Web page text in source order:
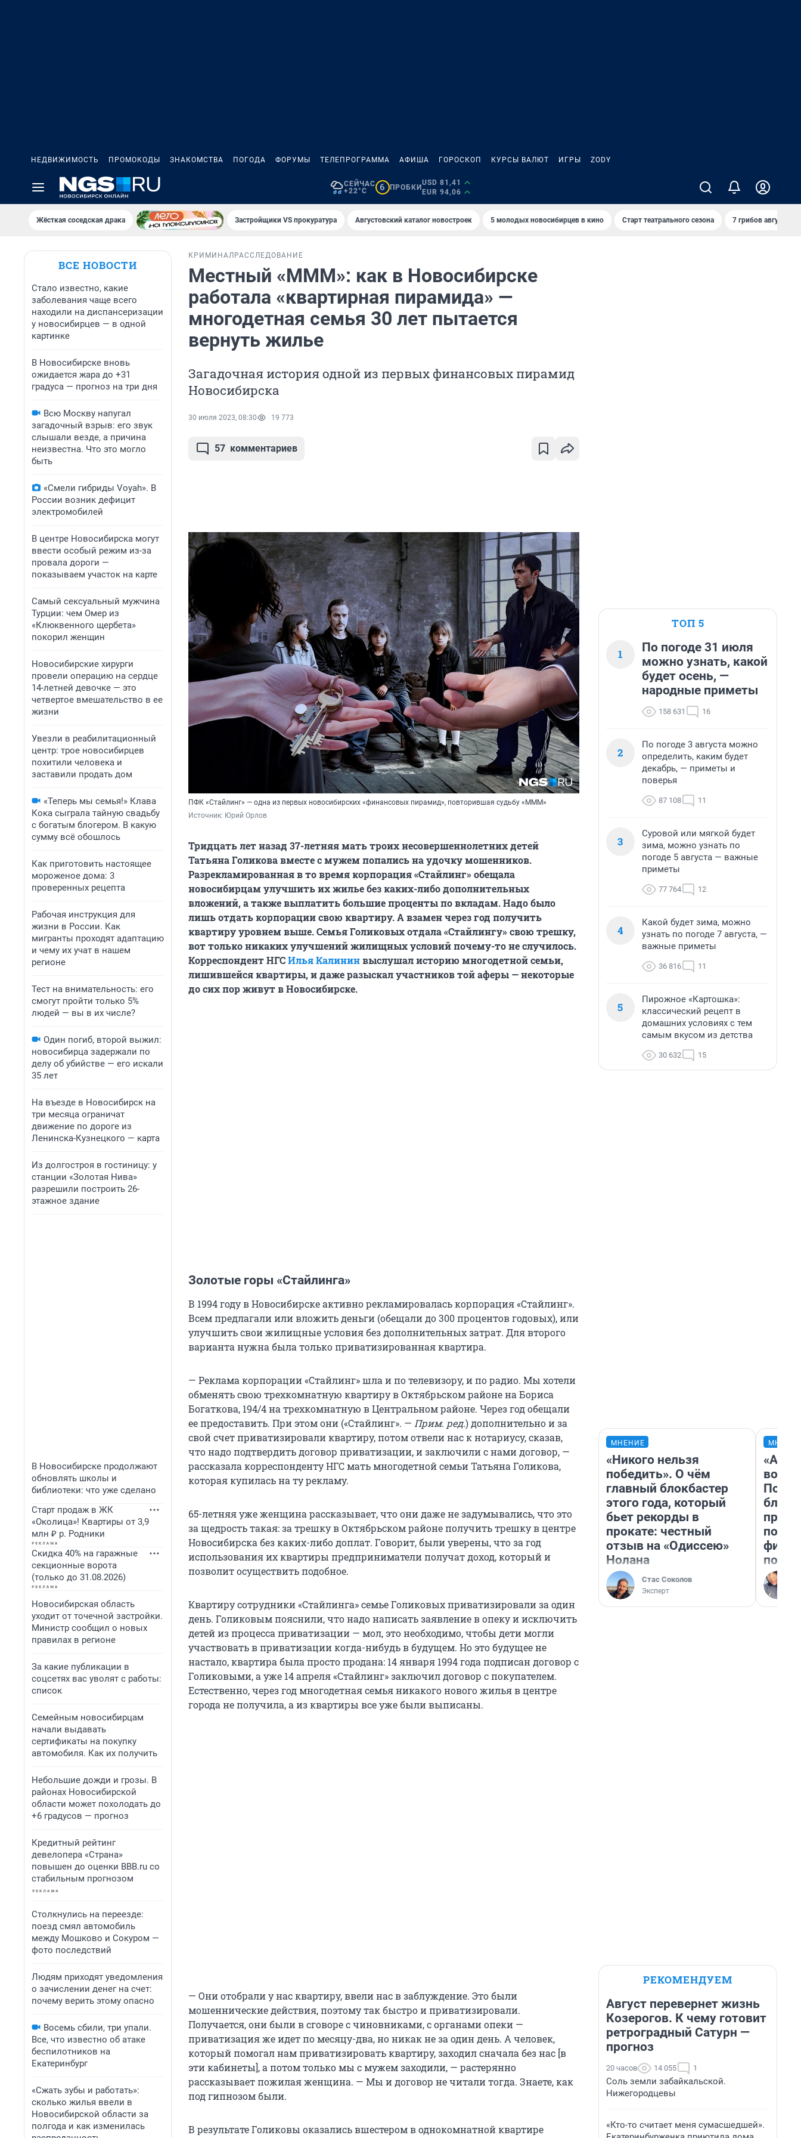
НЕДВИЖИМОСТЬ ПРОМОКОДЫ ЗНАКОМСТВА ПОГОДА ФОРУМЫ ТЕЛЕПРОГРАММА АФИША ГОРОСКОП КУРСЫ ВАЛЮТ ИГРЫ ZODY
СЕЙЧАС
+22°C
6 ПРОБКИ
USD 81,41
EUR 94,06
Жёсткая соседская драка Застройщики VS прокуратура Августовский каталог новостроек 5 молодых новосибирцев в кино Старт театрального сезона 7 грибов августа
ВСЕ НОВОСТИ
Стало известно, какие
заболевания чаще всего
находили на диспансеризации
у новосибирцев — в одной
картинке
В Новосибирске вновь
ожидается жара до +31
градуса — прогноз на три дня
Всю Москву напугал
загадочный взрыв: его звук
слышали везде, а причина
неизвестна. Что это могло
быть
«Смели гибриды Voyah». В
России возник дефицит
электромобилей
В центре Новосибирска могут
ввести особый режим из-за
провала дороги —
показываем участок на карте
Самый сексуальный мужчина
Турции: чем Омер из
«Клюквенного щербета»
покорил женщин
Новосибирские хирурги
провели операцию на сердце
14-летней девочке — это
четвертое вмешательство в ее
жизни
Увезли в реабилитационный
центр: трое новосибирцев
похитили человека и
заставили продать дом
«Теперь мы семья!» Клава
Кока сыграла тайную свадьбу
с богатым блогером. В какую
сумму всё обошлось
Как приготовить настоящее
мороженое дома: 3
проверенных рецепта
Рабочая инструкция для
жизни в России. Как
мигранты проходят адаптацию
и чему их учат в нашем
регионе
Тест на внимательность: его
смогут пройти только 5%
людей — вы в их числе?
Один погиб, второй выжил:
новосибирца задержали по
делу об убийстве — его искали
35 лет
На въезде в Новосибирск на
три месяца ограничат
движение по дороге из
Ленинска-Кузнецкого — карта
Из долгостроя в гостиницу: у
станции «Золотая Нива»
разрешили построить 26-
этажное здание
В Новосибирске продолжают
обновлять школы и
библиотеки: что уже сделано
Старт продаж в ЖК
«Околица»! Квартиры от 3,9
млн ₽ р. Родники
Скидка 40% на гаражные
секционные ворота
(только до 31.08.2026)
Новосибирская область
уходит от точечной застройки.
Министр сообщил о новых
правилах в регионе
За какие публикации в
соцсетях вас уволят с работы:
список
Семейным новосибирцам
начали выдавать
сертификаты на покупку
автомобиля. Как их получить
Небольшие дожди и грозы. В
районах Новосибирской
области может похолодать до
+6 градусов — прогноз
Кредитный рейтинг
девелопера «Страна»
повышен до оценки BBB.ru со
стабильным прогнозом
Столкнулись на переезде:
поезд смял автомобиль
между Мошково и Сокуром —
фото последствий
Людям приходят уведомления
о зачислении денег на счет:
почему верить этому опасно
Восемь сбили, три упали.
Все, что известно об атаке
беспилотников на
Екатеринбург
«Сжать зубы и работать»:
сколько жилья ввели в
Новосибирской области за
полгода и как изменилась
КРИМИНАЛ РАССЛЕДОВАНИЕ
Местный «МММ»: как в Новосибирске
работала «квартирная пирамида» —
многодетная семья 30 лет пытается
вернуть жилье
Загадочная история одной из первых финансовых пирамид
Новосибирска
30 июля 2023, 08:30 19 773
57 комментариев
ПФК «Стайлинг» — одна из первых новосибирских «финансовых пирамид», повторившая судьбу «МММ»
Источник: Юрий Орлов
Тридцать лет назад 37-летняя мать троих несовершеннолетних детей
Татьяна Голикова вместе с мужем попались на удочку мошенников.
Разрекламированная в то время корпорация «Стайлинг» обещала
новосибирцам улучшить их жилье без каких-либо дополнительных
вложений, а также выплатить большие проценты по вкладам. Надо было
лишь отдать корпорации свою квартиру. А взамен через год получить
квартиру уровнем выше. Семья Голиковых отдала «Стайлингу» свою трешку,
вот только никаких улучшений жилищных условий почему-то не случилось.
Корреспондент НГСИлья Калининвыслушал историю многодетной семьи,
лишившейся квартиры, и даже разыскал участников той аферы — некоторые
до сих пор живут в Новосибирске.
Золотые горы «Стайлинга»
В 1994 году в Новосибирске активно рекламировалась корпорация «Стайлинг».
Всем предлагали или вложить деньги (обещали до 300 процентов годовых), или
улучшить свои жилищные условия без дополнительных затрат. Для второго
варианта нужна была только приватизированная квартира.
— Реклама корпорации «Стайлинг» шла и по телевизору, и по радио. Мы хотели
обменять свою трехкомнатную квартиру в Октябрьском районе на Бориса
Богаткова, 194/4 на трехкомнатную в Центральном районе. Через год обещали
ее предоставить. При этом они («Стайлинг». — Прим. ред.) дополнительно и за
свой счет приватизировали квартиру, потом отвели нас к нотариусу, сказав,
что надо подтвердить договор приватизации, и заключили с нами договор, —
рассказала корреспонденту НГС мать многодетной семьи Татьяна Голикова,
которая купилась на ту рекламу.
65-летняя уже женщина рассказывает, что они даже не задумывались, что это
за щедрость такая: за трешку в Октябрьском районе получить трешку в центре
Новосибирска без каких-либо доплат. Говорит, были уверены, что за год
использования их квартиры предприниматели получат доход, который и
позволит осуществить подобное.
Квартиру сотрудники «Стайлинга» семье Голиковых приватизировали за один
день. Голиковым пояснили, что надо написать заявление в опеку и исключить
детей из процесса приватизации — мол, это необходимо, чтобы дети могли
участвовать в приватизации когда-нибудь в будущем. Но это будущее не
настало, квартира была просто продана: 14 января 1994 года подписан договор с
Голиковыми, а уже 14 апреля «Стайлинг» заключил договор с покупателем.
Естественно, через год многодетная семья никакого нового жилья в центре
города не получила, а из квартиры все уже были выписаны.
— Они отобрали у нас квартиру, ввели нас в заблуждение. Это были
мошеннические действия, поэтому так быстро и приватизировали.
Получается, они были в сговоре с чиновниками, с органами опеки —
приватизация же идет по месяцу-два, но никак не за один день. А человек,
который помогал нам приватизировать квартиру, заходил сначала без нас [в
эти кабинеты], а потом только мы с мужем заходили, — растерянно
рассказывает пожилая женщина. — Мы и договор не читали тогда. Знаете, как
под гипнозом были.
В результате Голиковы оказались вшестером в однокомнатной квартире
ТОП 5
1
По погоде 31 июля
можно узнать, какой
будет осень, —
народные приметы
158 631 16
2
По погоде 3 августа можно
определить, каким будет
декабрь, — приметы и
поверья
87 108 11
3
Суровой или мягкой будет
зима, можно узнать по
погоде 5 августа — важные
приметы
77 764 12
4
Какой будет зима, можно
узнать по погоде 7 августа, —
важные приметы
36 816 11
5
Пирожное «Картошка»:
классический рецепт в
домашних условиях с тем
самым вкусом из детства
30 632 15
МНЕНИЕ
«Никого нельзя
победить». О чём
главный блокбастер
этого года, который
бьет рекорды в
прокате: честный
отзыв на «Одиссею»
Нолана
Стас Соколов
Эксперт
вот
РЕКОМЕНДУЕМ
Август перевернет жизнь
Козерогов. К чему готовит
ретроградный Сатурн —
прогноз
20 часов 14 055 1
Соль земли забайкальской.
Нижегородцевы
«Кто-то считает меня сумасшедшей».